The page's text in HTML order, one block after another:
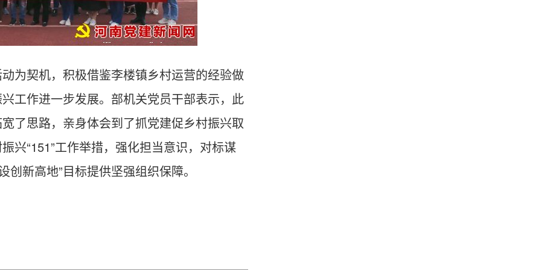
为契机，积极借鉴李楼镇乡村运营的经验做
工作进一步发展。部机关党员干部表示，此
了思路，亲身体会到了抓党建促乡村振兴取
兴“151”工作举措，强化担当意识，对标谋
新高地”目标提供坚强组织保障。